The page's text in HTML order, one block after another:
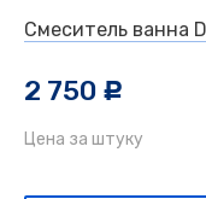
Смеситель ванна
2 750 c
Цена за штуку